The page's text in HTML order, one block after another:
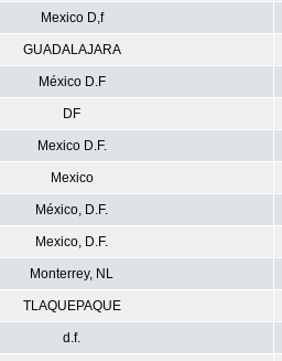
Mexico D,f
GUADALAJARA
México D.F
DF
Mexico D.F.
Mexico
México, D.F.
Mexico, D.F.
Monterrey, NL
TLAQUEPAQUE
d.f.